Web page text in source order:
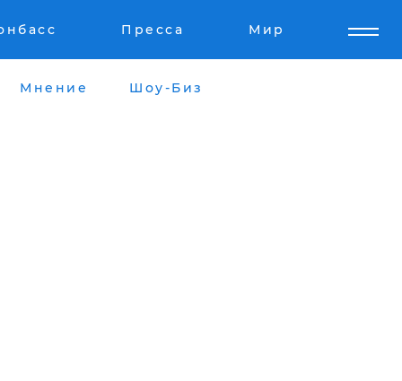
Пресса Мир
Мнение Шоу-Биз